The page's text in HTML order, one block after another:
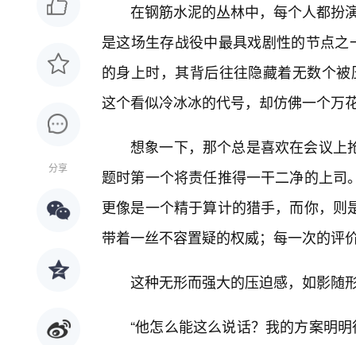
分享
在钢筋水泥的丛林中，每个人都扮
是这场生存战役中最具戏剧性的节点
的身上时，其背后往往隐藏着无数个
这个看似冷冰冰的代号，却仿佛一个万
想象一下，那个总是喜欢在会议上
题时第一个将责任推得一干二净的上
更像是一个精于算计的猎手，而你，
带着一丝不容置疑的权威；每一次的评
这种无形而强大的压迫感，如影随
“他怎么能这么说话？我的方案明